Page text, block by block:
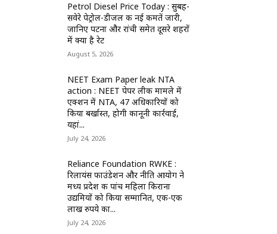
Petrol Diesel Price Today : सुबह-
सवेरे पेट्रोल-डीजल की नई कीमतें जारी,
जानिए पटना और रांची समेत दूसरे शहरों
में क्या है रेट
August 5, 2026
NEET Exam Paper leak NTA
action : NEET पेपर लीक मामले में
एक्शन में NTA, 47 अधिकारियों को
किया बर्खास्त, होगी कानूनी कार्रवाई,
यहां...
July 24, 2026
Reliance Foundation RWKE :
रिलायंस फाउंडेशन और नीति आयोग ने
मध्य प्रदेश की पांच महिला किराना
उद्यमियों को किया सम्मानित, एक-एक
लाख रुपये का...
July 24, 2026